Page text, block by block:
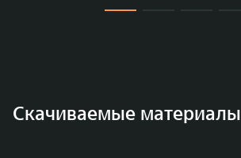
Скачиваемые материалы